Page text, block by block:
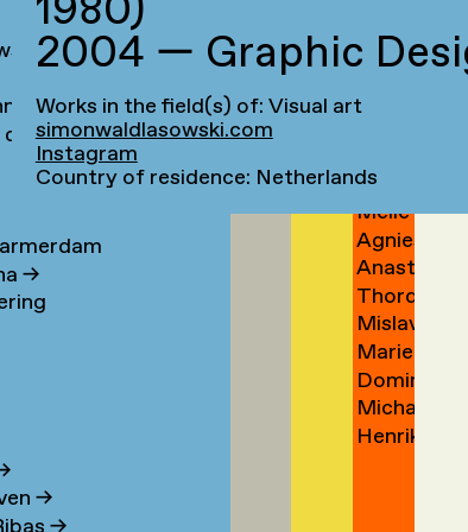
→
→
der Molen→
→
→
→
Yektaparast
→
Ege
Yılmaztürk
→
Han
Yu→
Lova
→
der
Zand
→
van
Zanen
→
Anna
Zargham
→
Hannah
Zeeman
Nomin
→
Zhi
Andreas
Zidek
→
Melle
Zijlstra
→
Agnieszka
Zimolag
→
Anastasia
Zinner
Thordis
Erla
Zoega
→
Mislav
Žugaj
Marieke
Zwart
→
Dominique
Zwartelé
→
Micha
Zweifel
Henrik
2004 — Graphic
Works in the field(s) of: Visual art
simonwaldlasowski.com
Instagram
Country of residence: Netherlands